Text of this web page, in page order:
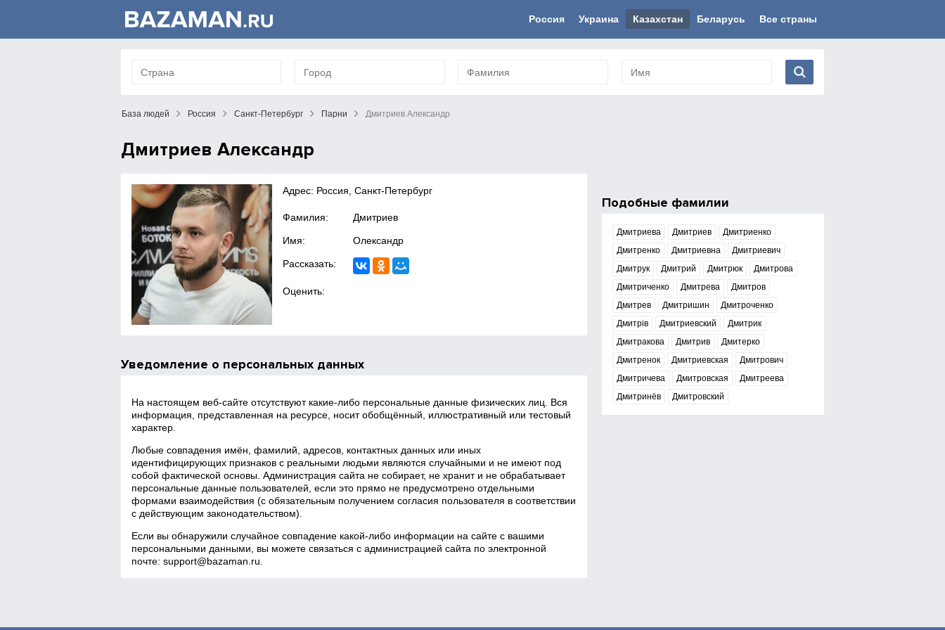
Россия Украина Казахстан Беларусь Все страны
База людей Россия Санкт-Петербург Парни Дмитриев Александр
Дмитриев Александр
Адрес: Россия, Санкт-Петербург
Фамилия: Дмитриев
Имя: Олександр
Рассказать:
Оценить:
Уведомление о персональных данных
На настоящем веб‑сайте отсутствуют какие‑либо персональные данные физических лиц. Вся
информация, представленная на ресурсе, носит обобщённый, иллюстративный или тестовый
характер.
Любые совпадения имён, фамилий, адресов, контактных данных или иных
идентифицирующих признаков с реальными людьми являются случайными и не имеют под
собой фактической основы. Администрация сайта не собирает, не хранит и не обрабатывает
персональные данные пользователей, если это прямо не предусмотрено отдельными
формами взаимодействия (с обязательным получением согласия пользователя в соответствии
с действующим законодательством).
Если вы обнаружили случайное совпадение какой‑либо информации на сайте с вашими
персональными данными, вы можете связаться с администрацией сайта по электронной
почте:support@bazaman.ru
Подобные фамилии
Дмитриева Дмитриев
Дмитриенко
Дмитренко
Дмитриевна
Дмитриевич
Дмитрук
Дмитрий Дмитрюк
Дмитрова
Дмитриченко
Дмитрева
Дмитров
Дмитрев
Дмитришин
Дмитроченко
Дмитрів
Дмитриевский
Дмитрик
Дмитракова
Дмитрив
Дмитерко
Дмитренок
Дмитриевская
Дмитрович
Дмитричева
Дмитровская
Дмитреева
Дмитринёв
Дмитровский